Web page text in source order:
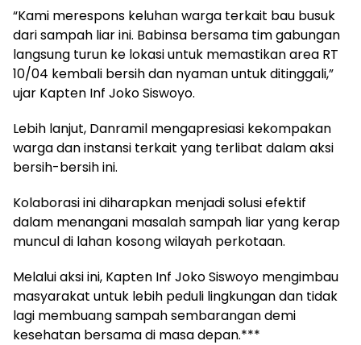
“Kami merespons keluhan warga terkait bau busuk
dari sampah liar ini. Babinsa bersama tim gabungan
langsung turun ke lokasi untuk memastikan area RT
10/04 kembali bersih dan nyaman untuk ditinggali,”
ujar Kapten Inf Joko Siswoyo.
Lebih lanjut, Danramil mengapresiasi kekompakan
warga dan instansi terkait yang terlibat dalam aksi
bersih-bersih ini.
Kolaborasi ini diharapkan menjadi solusi efektif
dalam menangani masalah sampah liar yang kerap
muncul di lahan kosong wilayah perkotaan.
Melalui aksi ini, Kapten Inf Joko Siswoyo mengimbau
masyarakat untuk lebih peduli lingkungan dan tidak
lagi membuang sampah sembarangan demi
kesehatan bersama di masa depan.***